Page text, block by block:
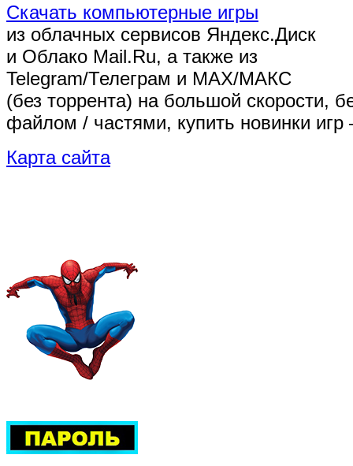
Скачать компьютерные игры
из облачных сервисов Яндекс.Диск
и Облако Mail.Ru, а также из
Telegram/Телеграм и MAX/МАКС
(без торрента) на большой скорости,
файлом / частями, купить новинки
Карта сайта